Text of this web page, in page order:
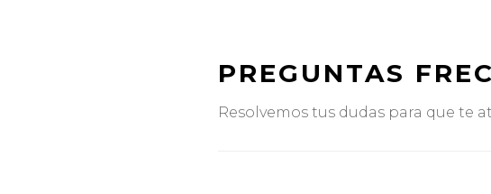
PREGUNTAS
Resolvemos tus dudas para que te